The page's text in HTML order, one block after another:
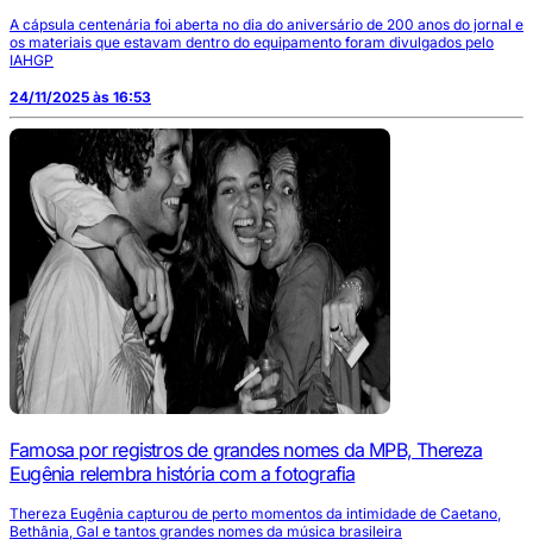
A cápsula centenária foi aberta no dia do aniversário de 200 anos do jornal e
os materiais que estavam dentro do equipamento foram divulgados pelo
IAHGP
24/11/2025 às 16:53
Famosa por registros de grandes nomes da MPB, Thereza
Eugênia relembra história com a fotografia
Thereza Eugênia capturou de perto momentos da intimidade de Caetano,
Bethânia, Gal e tantos grandes nomes da música brasileira